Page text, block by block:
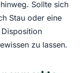
Sollte sich
Stau oder eine
zu lassen.